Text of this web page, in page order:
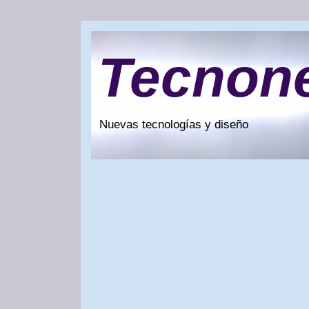
Nuevas tecnologías y diseño